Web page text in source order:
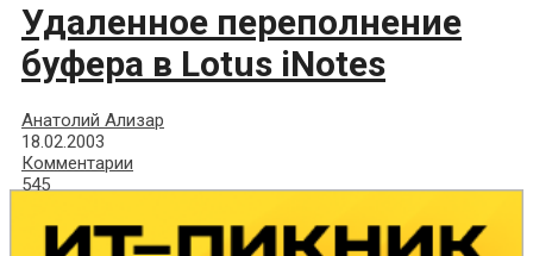
Удаленное переполнение
буфера в Lotus iNotes
Анатолий Ализар
18.02.2003
Комментарии
545